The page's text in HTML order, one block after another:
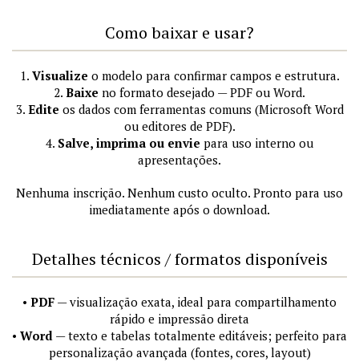
Como baixar e usar?
1. Visualize o modelo para confirmar campos e estrutura.
2. Baixe no formato desejado — PDF ou Word.
3. Edite os dados com ferramentas comuns (Microsoft Word
ou editores de PDF).
4. Salve, imprima ou envie para uso interno ou
apresentações.
Nenhuma inscrição. Nenhum custo oculto. Pronto para uso
imediatamente após o download.
Detalhes técnicos / formatos disponíveis
• PDF — visualização exata, ideal para compartilhamento
rápido e impressão direta
• Word — texto e tabelas totalmente editáveis; perfeito para
personalização avançada (fontes, cores, layout)